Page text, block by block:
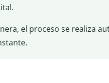
el proceso se realiza